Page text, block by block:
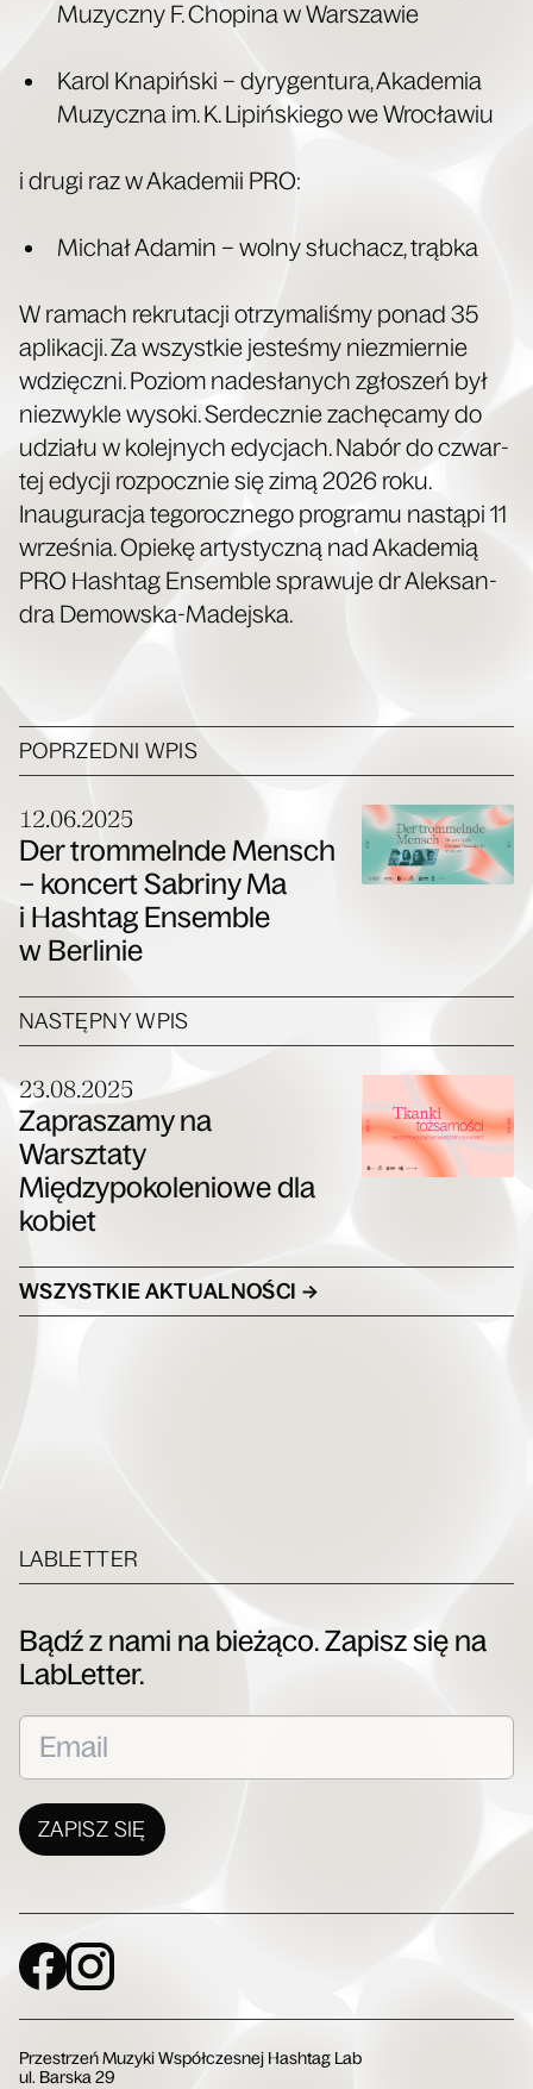
Muzycz­ny F. Cho­pi­na w Warszawie
Karol Kna­piń­ski – dyry­gen­tu­ra, Aka­de­mia
Muzycz­na im. K. Lipiń­skie­go we Wrocławiu
i dru­gi raz w Aka­de­mii PRO:
Michał Ada­min – wol­ny słu­chacz, trąbka
W ramach rekru­ta­cji otrzy­ma­li­śmy ponad 35
apli­ka­cji. Za wszyst­kie jeste­śmy nie­zmier­nie
wdzięcz­ni. Poziom nade­sła­nych zgło­szeń był
nie­zwy­kle wyso­ki. Ser­decz­nie zachę­ca­my do
udzia­łu w kolej­nych edy­cjach. Nabór do czwar­
tej edy­cji roz­pocz­nie się zimą 2026 roku.
Inau­gu­ra­cja tego­rocz­ne­go pro­gra­mu nastą­pi 11
wrze­śnia. Opie­kę arty­stycz­ną nad Aka­de­mią
PRO Hash­tag Ensem­ble spra­wu­je dr Alek­san­
dra Demowska-Madejska.
POPRZEDNI WPIS
12.06.2025
Der trommelnde Mensch
– koncert Sabriny Ma
i Hashtag Ensemble
w Berlinie
NASTĘPNY WPIS
23.08.2025
Zapraszamy na
Warsztaty
Międzypokoleniowe dla
kobiet
WSZYSTKIE AKTUALNOŚCI →
LABLETTER
Bądź z nami na bieżąco. Zapisz się na
LabLetter.
ZAPISZ SIĘ
Social Media
Przestrzeń Muzyki Współczesnej Hashtag Lab
ul. Barska 29